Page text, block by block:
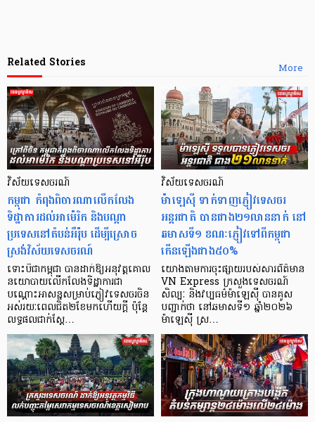
More
Related Stories
វិស័យទេសចរណ៍
កម្ពុជា កំពុងពិចារណាលើកលែង
ទិដ្ឋាការដល់អាម៉េរិក និងបណ្តា
ប្រទេសនៅតំបន់អឺរ៉ុប ដើម្បីស្រោច
ស្រង់វិស័យទេសចរណ៍
ទោះបីជាកម្ពុជា បានដាក់ឱ្យអនុវត្តគោល
នយោបាយលើកលែងទិដ្ឋាការជា
បណ្ដោះអាសន្នសម្រាប់ភ្ញៀវទេសចរចិន
អស់រយៈពេលជិត២ខែមកហើយក្ដី ប៉ុន្តែ
លទ្ធផលជាក់ស្ដែ…
វិស័យទេសចរណ៍
ម៉ាឡេស៊ី ទាក់ទាញភ្ញៀវទេសចរ
អន្តរជាតិ បានជាង២១លាននាក់ នៅ
ឆមាសទី១ ខណៈភ្ញៀវទៅពីកម្ពុជា
កើនឡើងជាង៥០%
យោងតាមការចុះផ្សាយរបស់សារព័ត៌មាន
VN Express ក្រសួងទេសចរណ៍
សិល្បៈ និងវប្បធម៌ម៉ាឡេស៊ី បានគូស
បញ្ជាក់ថា នៅឆមាសទី១ ឆ្នាំ២០២៦
ម៉ាឡេស៊ី ស្រ…